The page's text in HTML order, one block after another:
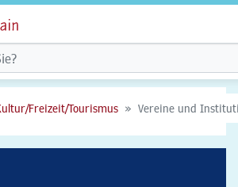
Freizeit/Tourismus Vereine und